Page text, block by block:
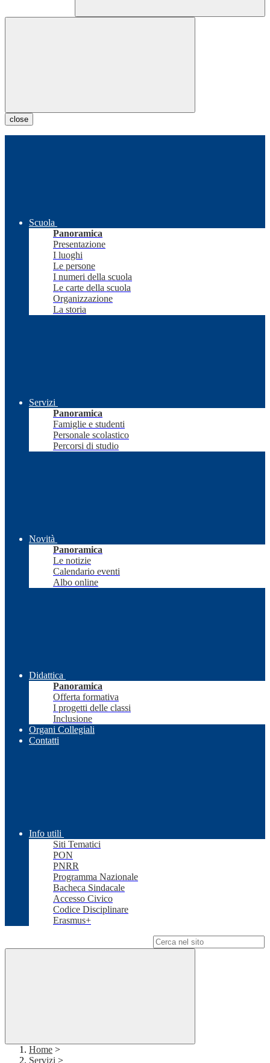
close
Scuola
Panoramica
Presentazione
I luoghi
Le persone
I numeri della scuola
Le carte della scuola
Organizzazione
La storia
Servizi
Panoramica
Famiglie e studenti
Personale scolastico
Percorsi di studio
Novità
Panoramica
Le notizie
Calendario eventi
Albo online
Didattica
Panoramica
Offerta formativa
I progetti delle classi
Inclusione
Organi Collegiali
Contatti
Info utili
Siti Tematici
PON
PNRR
Programma Nazionale
Bacheca Sindacale
Accesso Civico
Codice Disciplinare
Erasmus+
Home >
Servizi >